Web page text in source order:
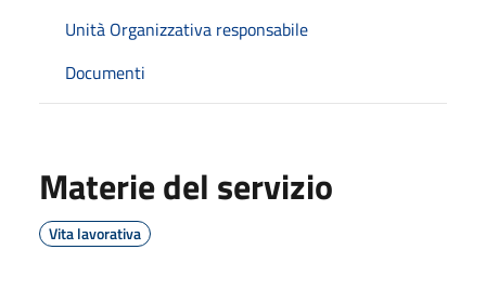
Unità Organizzativa responsabile
Documenti
Materie del servizio
Vita lavorativa